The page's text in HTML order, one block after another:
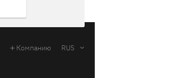
Компанию RUS